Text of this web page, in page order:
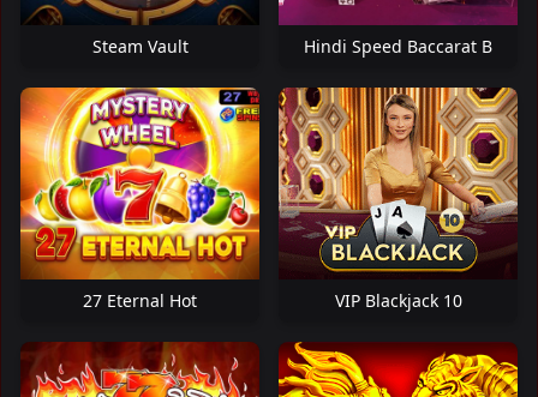
Steam Vault Hindi Speed Baccarat B
27 Eternal Hot VIP Blackjack 10